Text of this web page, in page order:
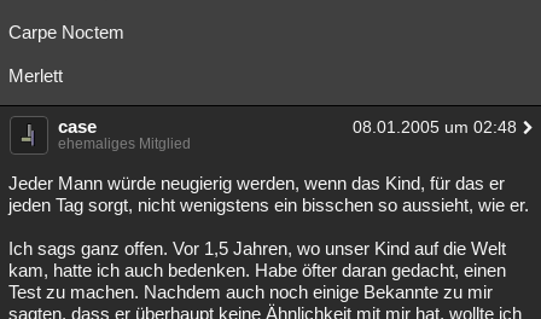
Carpe Noctem
Merlett
case 08.01.2005 um 02:48
ehemaliges Mitglied
Jeder Mann würde neugierig werden, wenn das Kind, für das er
jeden Tag sorgt, nicht wenigstens ein bisschen so aussieht, wie er.
Ich sags ganz offen. Vor 1,5 Jahren, wo unser Kind auf die Welt
kam, hatte ich auch bedenken. Habe öfter daran gedacht, einen
Test zu machen. Nachdem auch noch einige Bekannte zu mir
sagten, dass er überhaupt keine Ähnlichkeit mit mir hat, wollte ich